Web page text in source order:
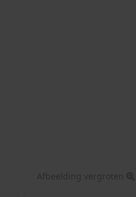
Afbeelding vergroten